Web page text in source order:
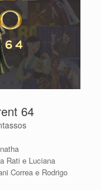
64
Rati e Luciana
Correa e Rodrigo